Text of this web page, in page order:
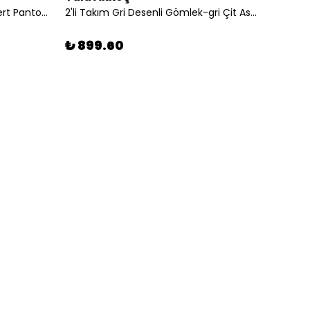
2'li Takım Beyaz Gömlek-lacivert Pantolon 2'li Takım Gri Desenli Gömlek-gri Çit Askılı Şort
₺ 899.60